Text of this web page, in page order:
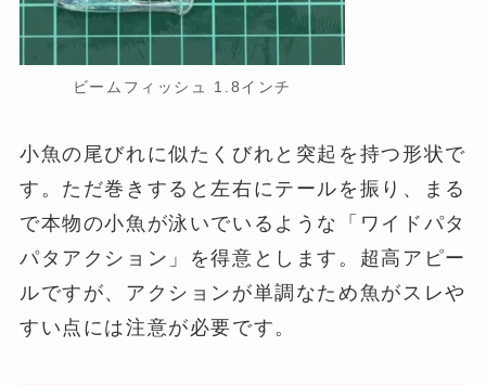
ビームフィッシュ 1.8インチ
小魚の尾びれに似たくびれと突起を持つ形状で
す。ただ巻きすると左右にテールを振り、まる
で本物の小魚が泳いでいるような「ワイドパタ
パタアクション」を得意とします。超高アピー
ルですが、アクションが単調なため魚がスレや
すい点には注意が必要です。